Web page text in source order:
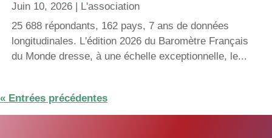
Juin 10, 2026
L'association
25 688 répondants, 162 pays, 7 ans de données
longitudinales. L'édition 2026 du Baromètre Français
du Monde dresse, à une échelle exceptionnelle, le...
« Entrées précédentes